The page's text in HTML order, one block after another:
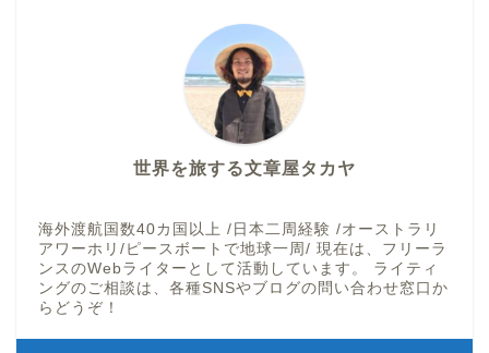
世界を旅する文章屋タカヤ
海外渡航国数40カ国以上 /日本二周経験 /オーストラリ
アワーホリ/ピースボートで地球一周/ 現在は、フリーラ
ンスのWebライターとして活動しています。 ライティ
ングのご相談は、各種SNSやブログの問い合わせ窓口か
らどうぞ！